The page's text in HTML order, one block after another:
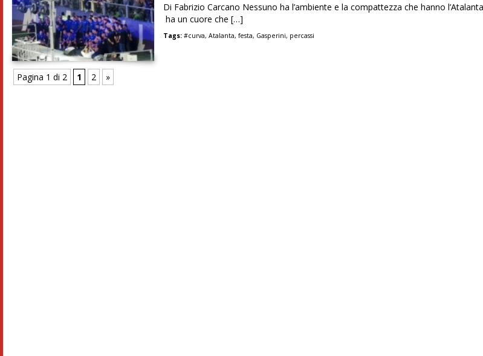
Di Fabrizio Carcano Nessuno ha l’ambiente e la compattezza che hanno
ha un cuore che […]
Tags: #curva,Atalanta,festa, Gasperini, percassi
Pagina 1 di 2 1 2 »